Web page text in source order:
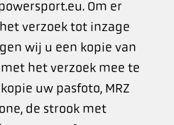
Om er
verzoek tot inzage
wij u een kopie van
het verzoek mee te
uw pasfoto, MRZ
de strook met